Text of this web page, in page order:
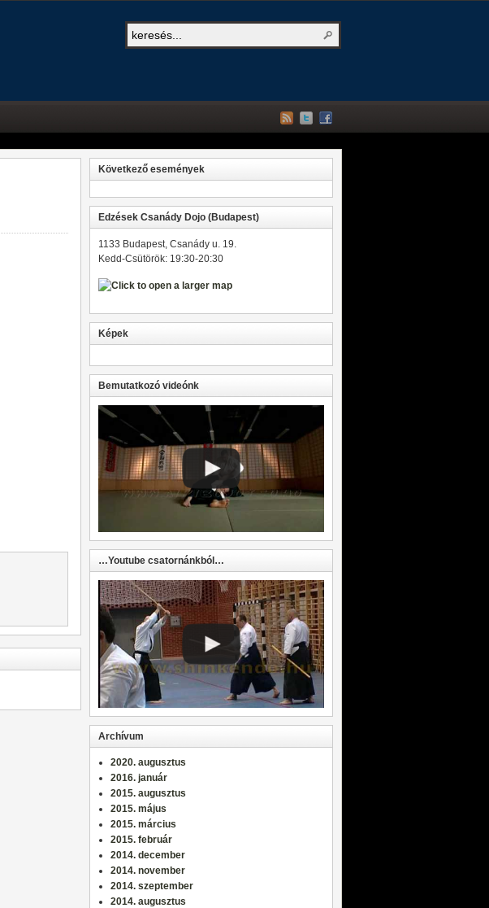
Következő események
Edzések Csanády Dojo (Budapest)
1133 Budapest, Csanády u. 19.
Kedd-Csütörök: 19:30-20:30
Képek
Bemutatkozó videónk
…Youtube csatornánkból…
Archívum
2020. augusztus
2016. január
2015. augusztus
2015. május
2015. március
2015. február
2014. december
2014. november
2014. szeptember
2014. augusztus